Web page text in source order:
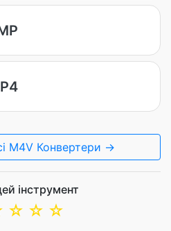
M4V Конвертери →
інструмент
☆
☆
☆